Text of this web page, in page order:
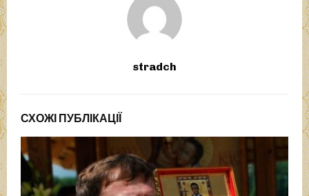
stradch
СХОЖІ ПУБЛІКАЦІЇ